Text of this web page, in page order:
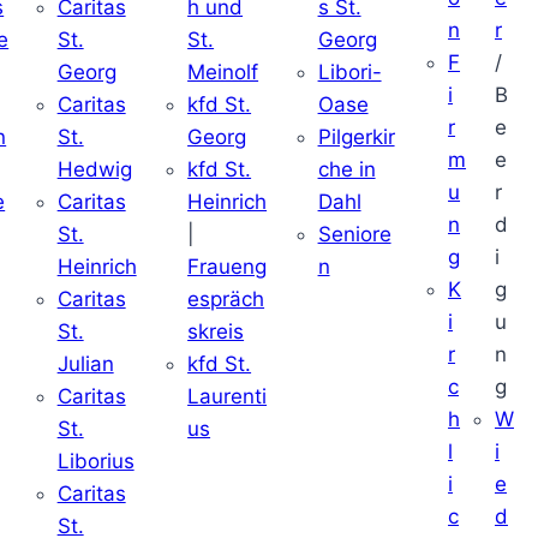
Caritas
St.
Georg
Caritas
St.
Hedwig
Caritas
St.
Heinrich
Caritas
St.
Julian
Caritas
St.
Liborius
Caritas
St.
h und
St.
Meinolf
kfd St.
Georg
kfd St.
Heinrich
Fraueng
espräch
skreis
kfd St.
Laurenti
us
s St.
Georg
Libori-
Oase
Pilgerkir
che in
Dahl
Seniore
n
n
F
i
r
m
u
n
g
K
i
r
c
h
l
i
c
r
/
B
e
e
r
d
i
g
u
n
g
W
i
e
d